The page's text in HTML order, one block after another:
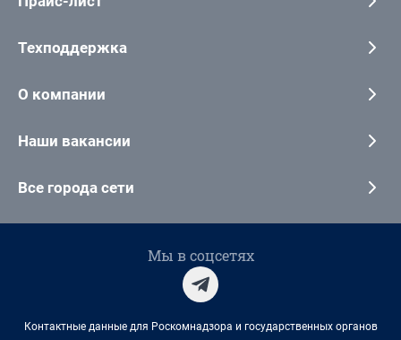
Техподдержка
О компании
Наши вакансии
Все города сети
Мы в соцсетях
Контактные данные для Роскомнадзора и государственных органов